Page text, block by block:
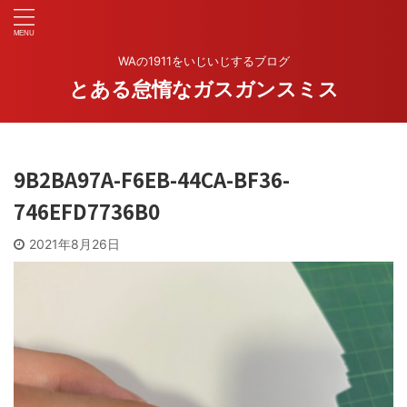
WAの1911をいじいじするブログ
とある怠惰なガスガンスミス
9B2BA97A-F6EB-44CA-BF36-
746EFD7736B0
2021年8月26日